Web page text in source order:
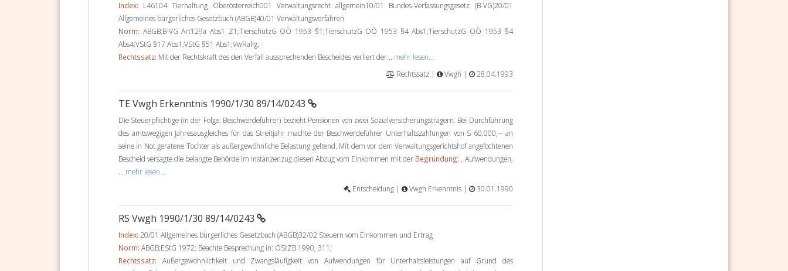
Index: L46104 Tierhaltung Oberösterreich001 Verwaltungsrecht allgemein10/01 Bundes-Verfassungsgesetz (B-VG)20/01
Allgemeines bürgerliches Gesetzbuch (ABGB)40/01 Verwaltungsverfahren
Norm: ABGB;B-VG Art129a Abs1 Z1;TierschutzG OÖ 1953 §1;TierschutzG OÖ 1953 §4 Abs1;TierschutzG OÖ 1953 §4
Abs4;VStG §17 Abs1;VStG §51 Abs1;VwRallg;
Rechtssatz: Mit der Rechtskraft des den Verfall aussprechenden Bescheides verliert der... mehr lesen...
Rechtssatz |
Vwgh | 28.04.1993
TE Vwgh Erkenntnis 1990/1/30 89/14/0243
Die Steuerpflichtige (in der Folge: Beschwerdeführer) bezieht Pensionen von zwei Sozialversicherungsträgern. Bei Durchführung
des amtswegigen Jahresausgleiches für das Streitjahr machte der Beschwerdeführer Unterhaltszahlungen von S 60.000,-- an
seine in Not geratene Tochter als außergewöhnliche Belastung geltend. Mit dem vor dem Verwaltungsgerichtshof angefochtenen
Bescheid versagte die belangte Behörde im Instanzenzug diesen Abzug vom Einkommen mit der Begründung: , Aufwendungen,
mehr lesen...
Entscheidung |
Vwgh Erkenntnis | 30.01.1990
RS Vwgh 1990/1/30 89/14/0243
Index: 20/01 Allgemeines bürgerliches Gesetzbuch (ABGB)32/02 Steuern vom Einkommen und Ertrag
Norm: ABGB;EStG 1972; Beachte Besprechung in: ÖStZB 1990, 311;
Rechtssatz: Außergewöhnlichkeit und Zwangsläufigkeit von Aufwendungen für Unterhaltsleistungen auf Grund des